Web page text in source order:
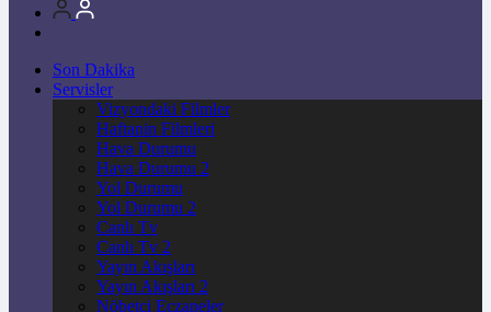
Son Dakika
Servisler
Vizyondaki Filmler
Haftanin Filmleri
Hava Durumu
Hava Durumu 2
Yol Durumu
Yol Durumu 2
Canlı Tv
Canlı Tv 2
Yayın Akışları
Yayın Akışları 2
Nöbetçi Eczaneler